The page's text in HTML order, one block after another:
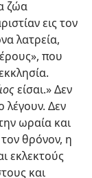
ζώα
εις τον
λατρεία,
που
είσαι.» Δεν
λέγουν. Δεν
ωραία και
θρόνον, η
εκλεκτούς
και